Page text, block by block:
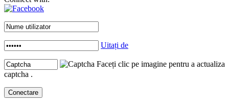
Uitați de
Faceți clic pe imagine pentru a actualiza
captcha .